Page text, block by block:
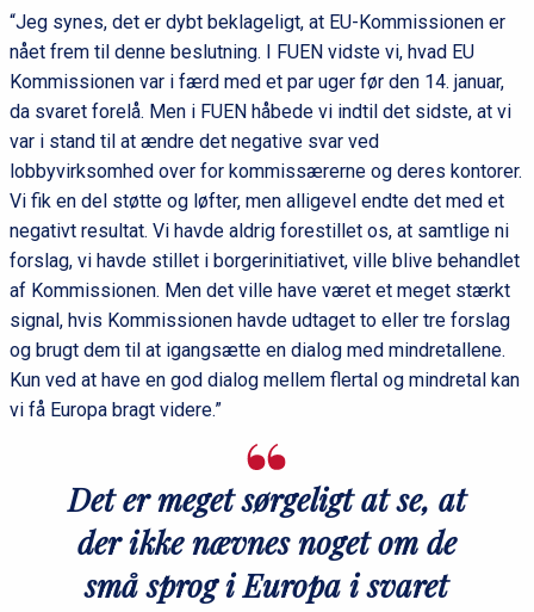
“Jeg synes, det er dybt beklageligt, at EU-Kommissionen er
nået frem til denne beslutning. I FUEN vidste vi, hvad EU
Kommissionen var i færd med et par uger før den 14. januar,
da svaret forelå. Men i FUEN håbede vi indtil det sidste, at vi
var i stand til at ændre det negative svar ved
lobbyvirksomhed over for kommissærerne og deres kontorer.
Vi fik en del støtte og løfter, men alligevel endte det med et
negativt resultat. Vi havde aldrig forestillet os, at samtlige ni
forslag, vi havde stillet i borgerinitiativet, ville blive behandlet
af Kommissionen. Men det ville have været et meget stærkt
signal, hvis Kommissionen havde udtaget to eller tre forslag
og brugt dem til at igangsætte en dialog med mindretallene.
Kun ved at have en god dialog mellem flertal og mindretal kan
vi få Europa bragt videre.”
Det er meget sørgeligt at se, at
der ikke nævnes noget om de
små sprog i Europa i svaret